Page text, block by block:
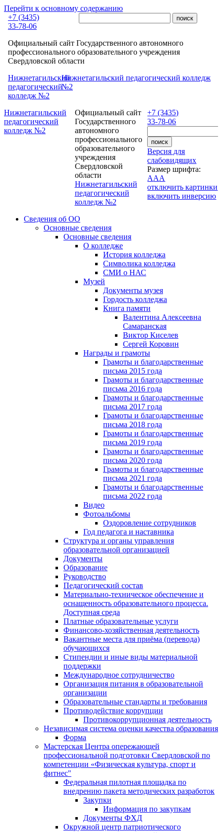
Перейти к основному содержанию
+7 (3435)
33-78-06
Официальный сайт Государственного автономного
профессионального образовательного учреждения
Свердловской области
Нижнетагильский
педагогический
колледж №2
Нижнетагильский педагогический колледж
№2
Нижнетагильский
педагогический
колледж №2
+7 (3435)
33-78-06
Версия для
слабовидящих
Размер шрифта:
AAA
отключить картинки
включить инверсию
Официальный сайт
Государственного
автономного
профессионального
образовательного
учреждения
Свердловской
области
Нижнетагильский
педагогический
колледж №2
Сведения об ОО
Основные сведения
Основные сведения
О колледже
История колледжа
Символика колледжа
СМИ о НАС
Музей
Документы музея
Гордость колледжа
Книга памяти
Валентина Алексеевна
Самаранская
Виктор Киселев
Сергей Коровин
Награды и грамоты
Грамоты и благодарственные
письма 2015 года
Грамоты и благодарственные
письма 2016 года
Грамоты и благодарственные
письма 2017 года
Грамоты и благодарственные
письма 2018 года
Грамоты и благодарственные
письма 2019 года
Грамоты и благодарственные
письма 2020 года
Грамоты и благодарственные
письма 2021 года
Грамоты и благодарственные
письма 2022 года
Видео
Фотоальбомы
Оздоровление сотрудников
Год педагога и наставника
Структура и органы управления
образовательной организацией
Документы
Образование
Руководство
Педагогический состав
Материально-техническое обеспечение и
оснащенность образовательного процесса.
Доступная среда
Платные образовательные услуги
Финансово-хозяйственная деятельность
Вакантные места для приёма (перевода)
обучающихся
Стипендии и иные виды материальной
поддержки
Международное сотрудничество
Организация питания в образовательной
организации
Образовательные стандарты и требования
Противодействие коррупции
Противокоррупционная деятельность
Независимая система оценки качества образования
Форма
Мастерская Центра опережающей
профессиональной подготовки Свердловской по
компетенции «Физическая культура, спорт и
фитнес"
Федеральная пилотная площадка по
внедрению пакета методических разработок
Закупки
Информация по закупкам
Документы ФХД
Окружной центр патриотического